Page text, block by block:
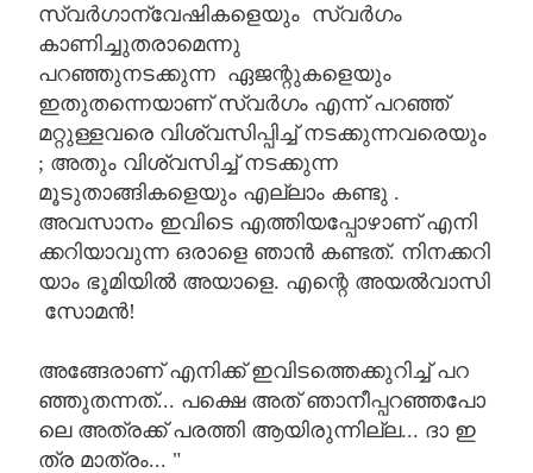
സ്വർഗാന്വേഷികളെയും സ്വർഗം
കാണിച്ചുതരാമെന്നു
പറഞ്ഞുനടക്കുന്ന ഏജന്റുകളെയും
ഇതുതന്നെയാണ് സ്വർഗം എന്ന് പറഞ്ഞ്
മറ്റുള്ളവരെ വിശ്വസിപ്പിച്ച് നടക്കുന്നവരെയും
; അതും വിശ്വസിച്ച് നടക്കുന്ന
മൂടുതാങ്ങികളെയും എല്ലാം കണ്ടു .
അവസാനം ഇവിടെ എത്തിയപ്പോഴാണ് എനി
ക്കറിയാവുന്ന ഒരാളെ ഞാൻ കണ്ടത്. നിനക്കറി
യാം ഭൂമിയിൽ അയാളെ. എന്റെ അയൽവാസി
സോമൻ!
അങ്ങേരാണ് എനിക്ക് ഇവിടത്തെക്കുറിച്ച് പറ
ഞ്ഞുതന്നത്... പക്ഷെ അത് ഞാനീപ്പറഞ്ഞപോ
ലെ അത്രക്ക് പരത്തി ആയിരുന്നില്ല... ദാ ഇ
ത്ര മാത്രം... "